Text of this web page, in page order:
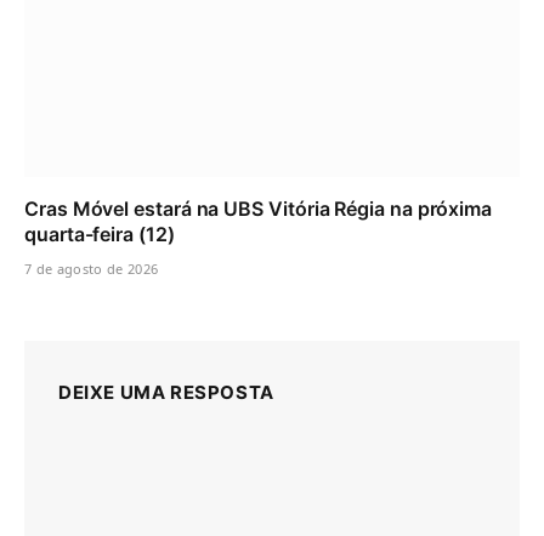
Cras Móvel estará na UBS Vitória Régia na próxima
quarta-feira (12)
7 de agosto de 2026
DEIXE UMA RESPOSTA